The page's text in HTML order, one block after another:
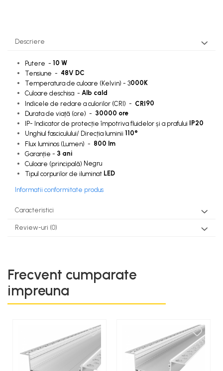
Lumini LED cu fibra optica
Sursa fibra optica
Cablu Fibra Optica LED
Descriere
Putere - 10 W
Tensiune - 48V DC
Temperatura de culoare (Kelvin) - 3000K
Culoare deschisa - Alb cald
Indicele de redare a culorilor (CRI) - CRI 90
Durata de viață (ore) - 30000 ore
IP- Indicator de protecție împotriva fluidelor și a prafului
IP20
Unghiul fasciculului/ Direcția luminii 110°
Flux luminos (Lumen) - 800 lm
Garanție - 3 ani
Culoare (principală) Negru
Tipul corpurilor de iluminat LED
Informatii conformitate produs
Caracteristici
Review-uri (0)
Frecvent cumparate
impreuna